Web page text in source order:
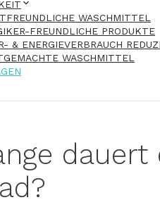
WASCHMITTEL
FREUNDLICHE PRODUKTE
& ENERGIEVERBRAUCH
WASCHMITTEL
dauert